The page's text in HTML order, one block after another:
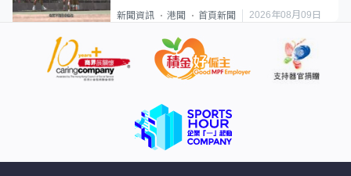
新聞資訊 港聞 首頁新聞 2026年08月09日